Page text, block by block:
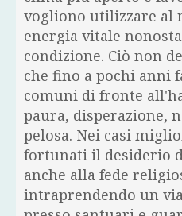
vogliono utilizzare al
energia vitale
condizione. Ciò non
che fino a pochi anni
comuni di fronte
paura, disperazione,
pelosa. Nei casi
fortunati il desiderio
anche alla fede
intraprendendo un